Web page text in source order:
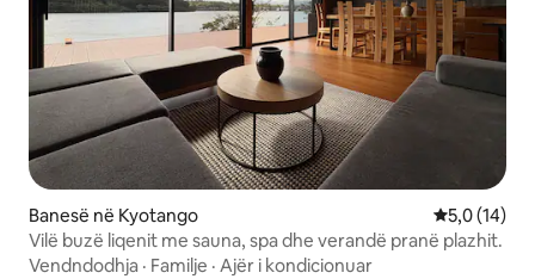
Banesë në Kyotango Vlerësimi
5,0 (14)
Vilë buzë liqenit me sauna, spa dhe verandë pranë plazhit.
Vendndodhja · Familje · Ajër i kondicionuar